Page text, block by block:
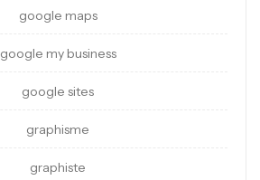
google maps
google my business
google sites
graphisme
graphiste